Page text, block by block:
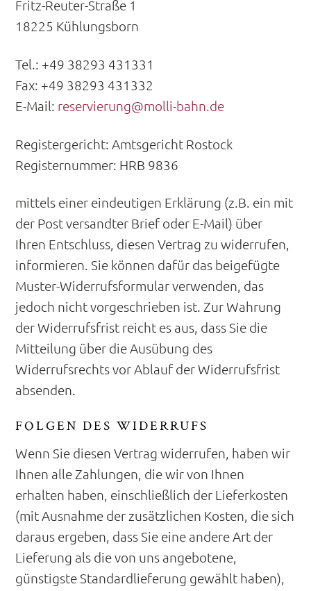
Fritz-Reuter-Straße 1
18225 Kühlungsborn
Tel.: +49 38293 431331
Fax: +49 38293 431332
E-Mail: reservierung@molli-bahn.de
Registergericht: Amtsgericht Rostock
Registernummer: HRB 9836
mittels einer eindeutigen Erklärung (z.B. ein mit
der Post versandter Brief oder E-Mail) über
Ihren Entschluss, diesen Vertrag zu widerrufen,
informieren. Sie können dafür das beigefügte
Muster-Widerrufsformular verwenden, das
jedoch nicht vorgeschrieben ist. Zur Wahrung
der Widerrufsfrist reicht es aus, dass Sie die
Mitteilung über die Ausübung des
Widerrufsrechts vor Ablauf der Widerrufsfrist
absenden.
FOLGEN DES WIDERRUFS
Wenn Sie diesen Vertrag widerrufen, haben wir
Ihnen alle Zahlungen, die wir von Ihnen
erhalten haben, einschließlich der Lieferkosten
(mit Ausnahme der zusätzlichen Kosten, die sich
daraus ergeben, dass Sie eine andere Art der
Lieferung als die von uns angebotene,
günstigste Standardlieferung gewählt haben),